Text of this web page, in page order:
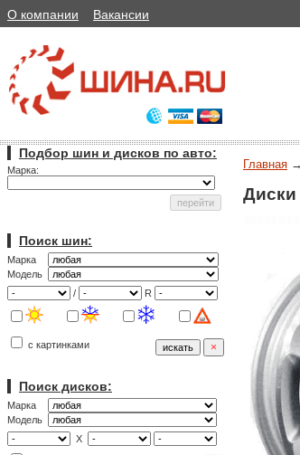
О компании Вакансии
Подбор шин и дисков по авто:
Марка:
Поиск шин:
Марка
Модель
/
R
с картинками
Поиск дисков:
Марка
Модель
X
Главная →
Диски